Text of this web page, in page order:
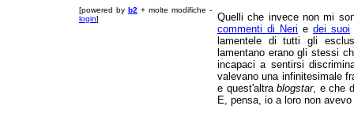
[powered by b2 + molte modifiche -
login]
Quelli che invece non mi
commenti di Neri e dei suoi
lamentele di tutti gli
lamentano erano gli stessi
incapaci a sentirsi
valevano una infinitesimale
e quest'altrablogstar, e che
E, pensa, io a loro non